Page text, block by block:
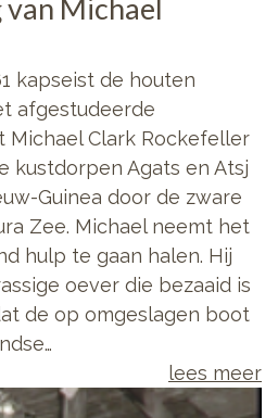
Michael
kapseist de houten
afgestudeerde
Michael Clark Rockefeller
kustdorpen Agats en Atsj
Guinea door de zware
Zee. Michael neemt het
hulp te gaan halen. Hij
oever die bezaaid is
de op omgeslagen boot
lees meer